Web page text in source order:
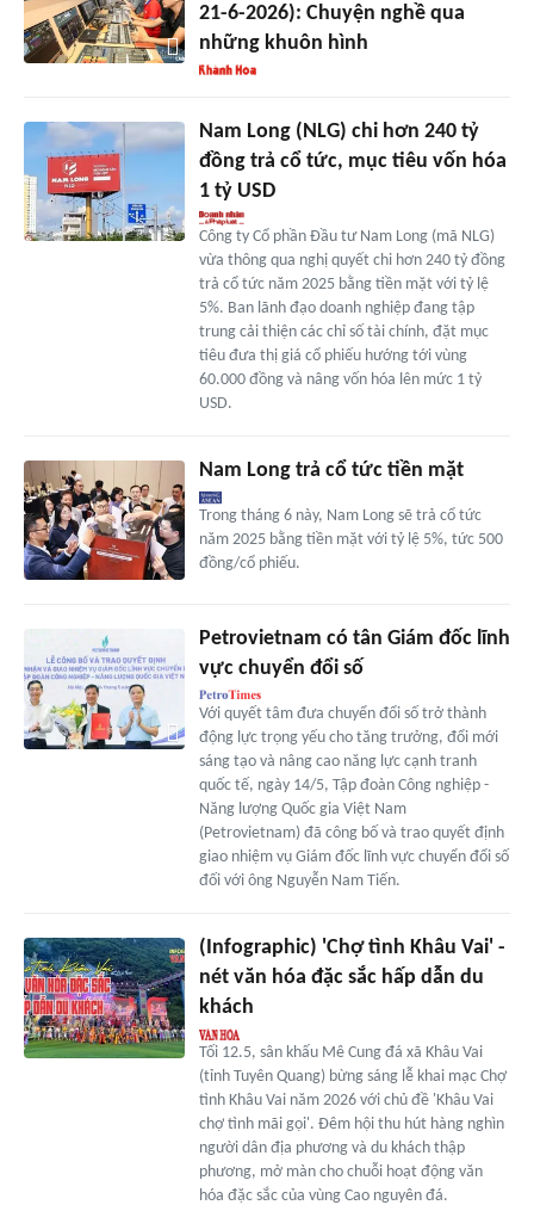
21-6-2026): Chuyện nghề qua
những khuôn hình
Nam Long (NLG) chi hơn 240 tỷ
đồng trả cổ tức, mục tiêu vốn hóa
1 tỷ USD
Công ty Cổ phần Đầu tư Nam Long (mã NLG)
vừa thông qua nghị quyết chi hơn 240 tỷ đồng
trả cổ tức năm 2025 bằng tiền mặt với tỷ lệ
5%. Ban lãnh đạo doanh nghiệp đang tập
trung cải thiện các chỉ số tài chính, đặt mục
tiêu đưa thị giá cổ phiếu hướng tới vùng
60.000 đồng và nâng vốn hóa lên mức 1 tỷ
USD.
Nam Long trả cổ tức tiền mặt
Trong tháng 6 này, Nam Long sẽ trả cổ tức
năm 2025 bằng tiền mặt với tỷ lệ 5%, tức 500
đồng/cổ phiếu.
Petrovietnam có tân Giám đốc lĩnh
vực chuyển đổi số
Với quyết tâm đưa chuyển đổi số trở thành
động lực trọng yếu cho tăng trưởng, đổi mới
sáng tạo và nâng cao năng lực cạnh tranh
quốc tế, ngày 14/5, Tập đoàn Công nghiệp -
Năng lượng Quốc gia Việt Nam
(Petrovietnam) đã công bố và trao quyết định
giao nhiệm vụ Giám đốc lĩnh vực chuyển đổi số
đối với ông Nguyễn Nam Tiến.
(Infographic) 'Chợ tình Khâu Vai' -
nét văn hóa đặc sắc hấp dẫn du
khách
Tối 12.5, sân khấu Mê Cung đá xã Khâu Vai
(tỉnh Tuyên Quang) bừng sáng lễ khai mạc Chợ
tình Khâu Vai năm 2026 với chủ đề 'Khâu Vai
chợ tình mãi gọi'. Đêm hội thu hút hàng nghìn
người dân địa phương và du khách thập
phương, mở màn cho chuỗi hoạt động văn
hóa đặc sắc của vùng Cao nguyên đá.